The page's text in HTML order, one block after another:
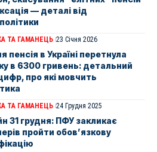
— деталі від
ТА ГАМАНЕЦЬ 23 Січня 2026
пенсія в Україні перетнула
в 6300 гривень: детальний
про які мовчить
ТА ГАМАНЕЦЬ 24 Грудня 2025
31 грудня: ПФУ закликає
пройти обов’язкову